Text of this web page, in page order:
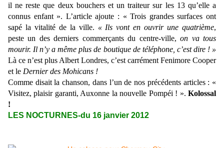
il ne reste que deux bouchers et un traiteur sur les 13 qu’elle a
connus enfant ». L’article ajoute : « Trois grandes surfaces ont
sapé la vitalité de la ville. « Ils vont en ouvrir une quatrième,
peste un des derniers commerçants du centre-ville,on va tous
mourir. Il n’y a même plus de boutique de téléphone, c’est dire ! »
Là ce n’est plus Albert Londres, c’est carrément Fenimore Cooper
et le Dernier des Mohicans !
Comme disait la chanson, dans l’un de nos précédents articles : «
Visitez, plaisir garanti, Auxonne la nouvelle Pompéi ! ». Kolossal
!
LES NOCTURNES-du 16 janvier 2012